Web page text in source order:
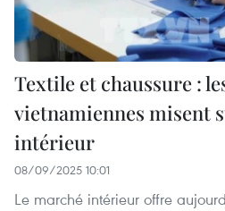
Textile et chaussure :
vietnamiennes misent
intérieur
08/09/2025 10:01
Le marché intérieur offre